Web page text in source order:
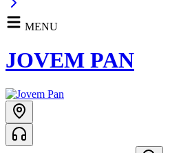
MENU
JOVEM PAN